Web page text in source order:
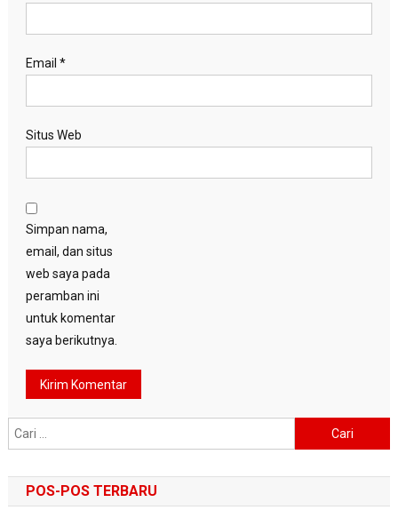
Email *
Situs Web
Simpan nama,
email, dan situs
web saya pada
peramban ini
untuk komentar
saya berikutnya.
untuk:
POS-POS TERBARU